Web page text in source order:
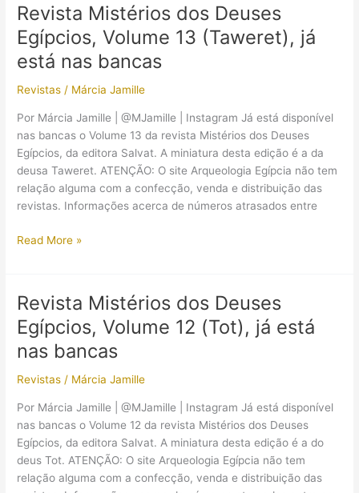
deuses
egípcios
Revista Mistérios dos Deuses
Egípcios, Volume 13 (Taweret), já
está nas bancas
Revistas / Márcia Jamille
Por Márcia Jamille | @MJamille | Instagram Já está disponível
nas bancas o Volume 13 da revista Mistérios dos Deuses
Egípcios, da editora Salvat. A miniatura desta edição é a da
deusa Taweret. ATENÇÃO: O site Arqueologia Egípcia não tem
relação alguma com a confecção, venda e distribuição das
revistas. Informações acerca de números atrasados entre
Revista
Egípcios,
Volume
13
(Taweret),
já
nas
bancas
Read More »
Revista Mistérios dos Deuses
Egípcios, Volume 12 (Tot), já está
nas bancas
Revistas / Márcia Jamille
Por Márcia Jamille | @MJamille | Instagram Já está disponível
nas bancas o Volume 12 da revista Mistérios dos Deuses
Egípcios, da editora Salvat. A miniatura desta edição é a do
deus Tot. ATENÇÃO: O site Arqueologia Egípcia não tem
relação alguma com a confecção, venda e distribuição das